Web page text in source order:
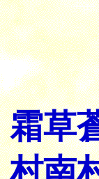
霜草
村南